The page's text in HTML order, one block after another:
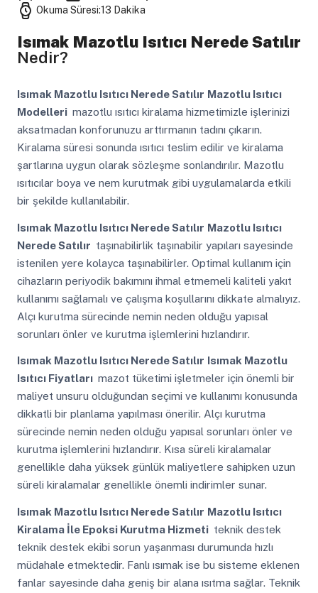
Okuma Süresi:13 Dakika
Isımak Mazotlu Isıtıcı Nerede Satılır
Nedir?
Isımak Mazotlu Isıtıcı Nerede Satılır Mazotlu Isıtıcı
Modelleri mazotlu ısıtıcı kiralama hizmetimizle işlerinizi
aksatmadan konforunuzu arttırmanın tadını çıkarın.
Kiralama süresi sonunda ısıtıcı teslim edilir ve kiralama
şartlarına uygun olarak sözleşme sonlandırılır. Mazotlu
ısıtıcılar boya ve nem kurutmak gibi uygulamalarda etkili
bir şekilde kullanılabilir.
Isımak Mazotlu Isıtıcı Nerede Satılır Mazotlu Isıtıcı
Nerede Satılır taşınabilirlik taşınabilir yapıları sayesinde
istenilen yere kolayca taşınabilirler. Optimal kullanım için
cihazların periyodik bakımını ihmal etmemeli kaliteli yakıt
kullanımı sağlamalı ve çalışma koşullarını dikkate almalıyız.
Alçı kurutma sürecinde nemin neden olduğu yapısal
sorunları önler ve kurutma işlemlerini hızlandırır.
Isımak Mazotlu Isıtıcı Nerede Satılır Isımak Mazotlu
Isıtıcı Fiyatları mazot tüketimi işletmeler için önemli bir
maliyet unsuru olduğundan seçimi ve kullanımı konusunda
dikkatli bir planlama yapılması önerilir. Alçı kurutma
sürecinde nemin neden olduğu yapısal sorunları önler ve
kurutma işlemlerini hızlandırır. Kısa süreli kiralamalar
genellikle daha yüksek günlük maliyetlere sahipken uzun
süreli kiralamalar genellikle önemli indirimler sunar.
Isımak Mazotlu Isıtıcı Nerede Satılır Mazotlu Isıtıcı
Kiralama İle Epoksi Kurutma Hizmeti teknik destek
teknik destek ekibi sorun yaşanması durumunda hızlı
müdahale etmektedir. Fanlı ısımak ise bu sisteme eklenen
fanlar sayesinde daha geniş bir alana ısıtma sağlar. Teknik